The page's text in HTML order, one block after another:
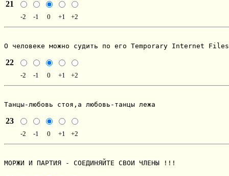
21
-2 -1 0 +1 +2
О человеке можно судить по его Temporary Internet Files
22
-2 -1 0 +1 +2
Танцы-любовь стоя,а любовь-танцы лежа
23
-2 -1 0 +1 +2
МОРЖИ И ПАРТИЯ - СОЕДИНЯЙТЕ СВОИ ЧЛЕНЫ !!!